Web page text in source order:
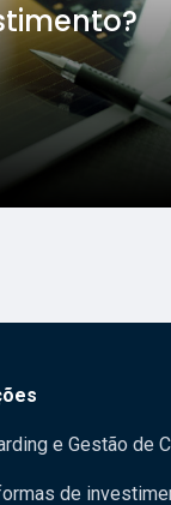
e Gestão de
de